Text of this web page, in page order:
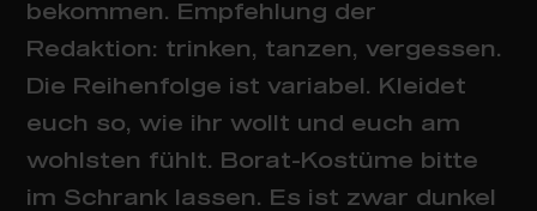
bekommen. Empfehlung der
Redaktion: trinken, tanzen, vergessen.
Die Reihenfolge ist variabel. Kleidet
euch so, wie ihr wollt und euch am
wohlsten fühlt. Borat-Kostüme bitte
im Schrank lassen. Es ist zwar dunkel